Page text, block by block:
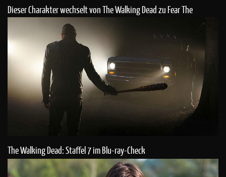
Dieser Charakter wechselt von The Walking Dead zu Fear The
The Walking Dead: Staffel 7 im Blu-ray-Check